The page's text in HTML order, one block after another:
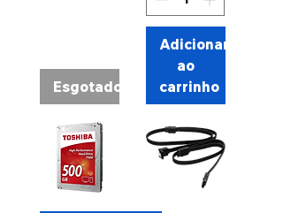
Esgotado
Adicionar
ao
carrinho